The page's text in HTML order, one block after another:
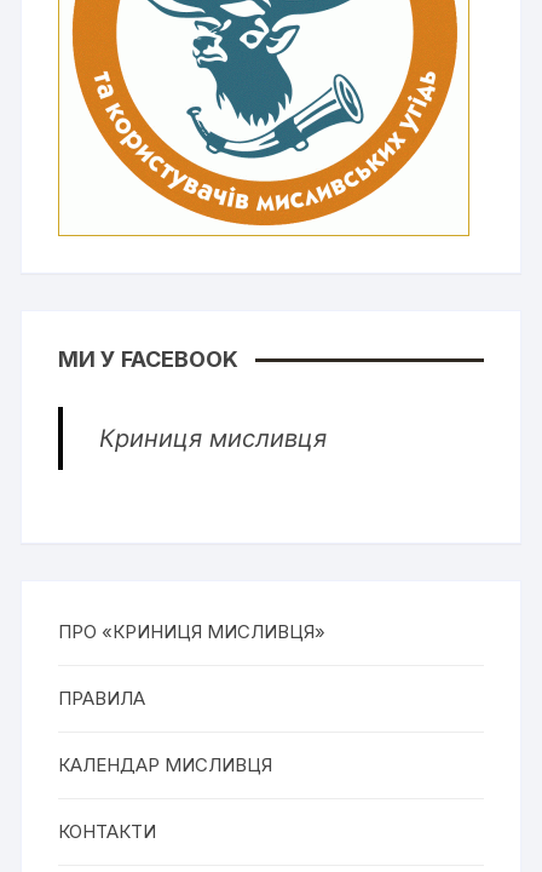
МИ У FACEBOOK
Криниця мисливця
ПРО «КРИНИЦЯ МИСЛИВЦЯ»
ПРАВИЛА
КАЛЕНДАР МИСЛИВЦЯ
КОНТАКТИ